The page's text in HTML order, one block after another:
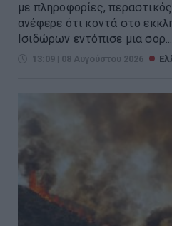
με πληροφορίες,
ανέφερε ότι κοντά στο
Ισιδώρων εντόπισε μια σορ...
13:09 | 08 Αυγούστου 2026